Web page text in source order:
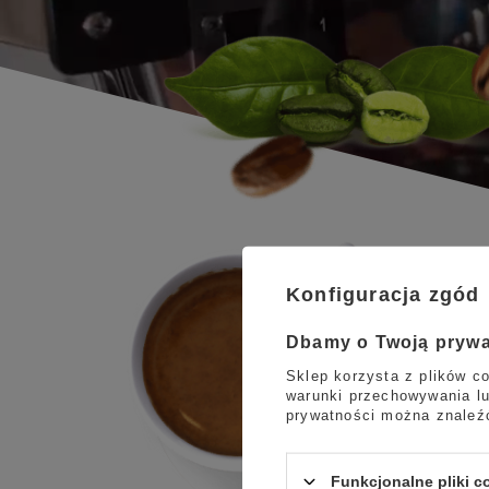
Konfiguracja zgód
Dbamy o Twoją
Sklep korzysta z plików
warunki przechowywania
prywatności można
Funkcjonalne pliki